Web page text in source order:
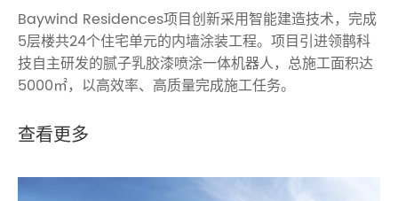
Baywind Residences项目创新采用智能建造技术，完成
5层楼共24个住宅单元的内墙涂装工程。项目引进领鹊科
技自主研发的腻子乳胶漆喷涂一体机器人，总施工面积达
5000㎡，以高效率、高质量完成施工任务。
查看更多